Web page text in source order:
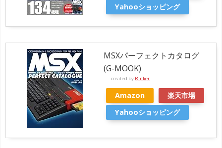
Yahooショッピング
MSXパーフェクトカタログ
(G-MOOK)
created by Rinker
Amazon
楽天市場
Yahooショッピング